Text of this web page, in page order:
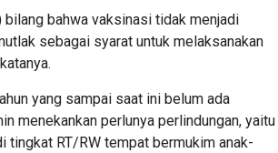
bahwa vaksinasi tidak menjadi
sebagai syarat untuk melaksanakan
yang sampai saat ini belum ada
menekankan perlunya perlindungan, yaitu
tingkat RT/RW tempat bermukim anak-